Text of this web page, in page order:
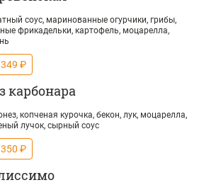
соус, маринованные огурчики, грибы,
фрикадельки, картофель, моцарелла,
₽
карбонара
копченая курочка, бекон, лук, моцарелла,
лучок, сырный соус
₽